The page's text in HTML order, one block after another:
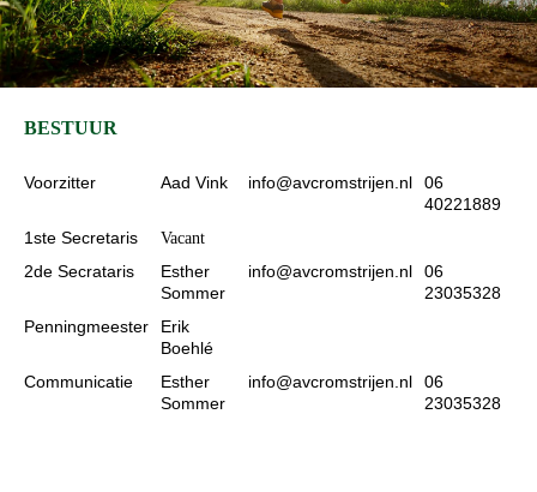
BESTUUR
Voorzitter Aad Vink info@avcromstrijen.nl
06
40221889
1ste Secretaris
Vacant
2de Secrataris
Esther
Sommer
info@avcromstrijen.nl
06
23035328
Penningmeester
Erik
Boehlé
Communicatie
Esther
Sommer
info@avcromstrijen.nl
06
23035328